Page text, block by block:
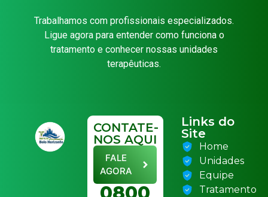
Trabalhamos com profissionais especializados.
Ligue agora para entender como funciona o
tratamento e conhecer nossas unidades
terapêuticas.
CONTATE-
NOS AQUI
FALE
AGORA
Links do
Site
Home
Unidades
Equipe
Tratamento